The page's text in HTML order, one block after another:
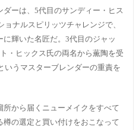
ーは、5代目のサンディー・ヒス
ナルスピリッツチャレンジで、
輝いた名匠だ。3代目のジャッ
・ヒックス氏の両名から薫陶を受
いうマスターブレンダーの重責を
から届くニューメイクをすべて
樽の選定と買い付けをおこなって